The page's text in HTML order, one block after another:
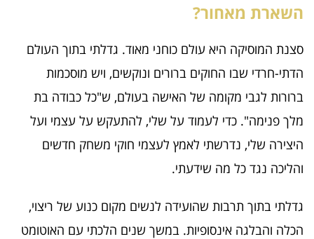
השארת מאחור?
סצנת המוסיקה היא עולם כוחני מאוד. גדלתי בתוך העולם
הדתי-חרדי שבו החוקים ברורים ונוקשים, ויש מוסכמות
ברורות לגבי מקומה של האישה בעולם, ש"כל כבודה בת
מלך פנימה". כדי לעמוד על שלי, להתעקש על עצמי ועל
היצירה שלי, נדרשתי לאמץ לעצמי חוקי משחק חדשים
והליכה נגד כל מה שידעתי.
גדלתי בתוך תרבות שהועידה לנשים מקום כנוע של ריצוי,
הכלה והבלגה אינסופיות. במשך שנים הלכתי עם האוטומט